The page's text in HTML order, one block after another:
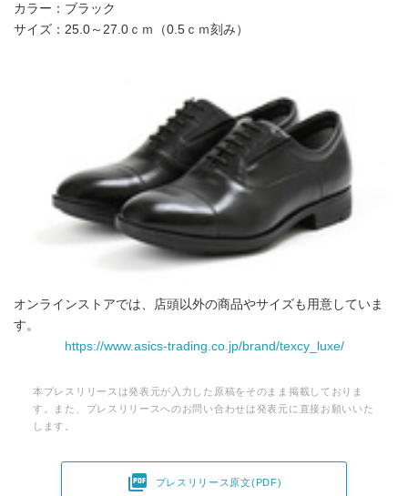
カラー：ブラック
サイズ：25.0～27.0ｃｍ（0.5ｃｍ刻み）
オンラインストアでは、店頭以外の商品やサイズも用意していま
す。
https://www.asics-trading.co.jp/brand/texcy_luxe/
本プレスリリースは発表元が入力した原稿をそのまま掲載しておりま
す。また、プレスリリースへのお問い合わせは発表元に直接お願いいた
します。
 プレスリリース原文(PDF)